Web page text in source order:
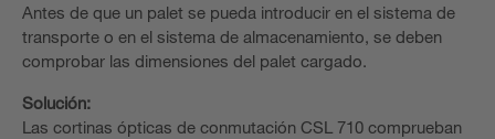
Antes de que un palet se pueda introducir en el sistema de
transporte o en el sistema de almacenamiento, se deben
comprobar las dimensiones del palet cargado.
Solución:
Las cortinas ópticas de conmutación CSL 710 comprueban